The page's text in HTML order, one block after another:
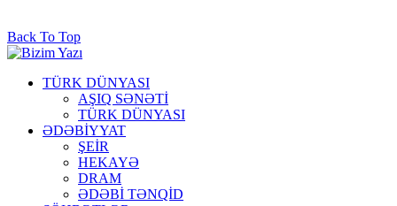
Back To Top
TÜRK DÜNYASI
AŞIQ SƏNƏTİ
TÜRK DÜNYASI
ƏDƏBİYYAT
ŞEİR
HEKAYƏ
DRAM
ƏDƏBİ TƏNQİD